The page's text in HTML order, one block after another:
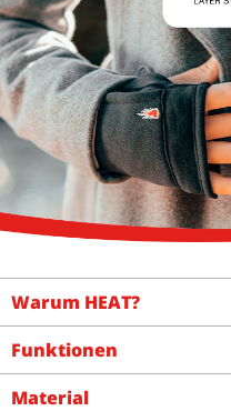
Warum HEAT?
Funktionen
Material